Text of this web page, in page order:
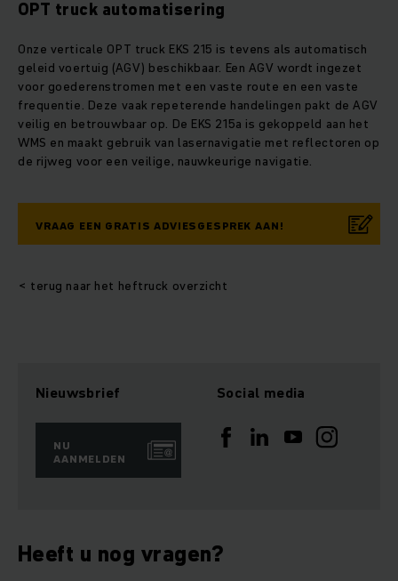
OPT truck automatisering
Onze verticale OPT truck EKS 215 is tevens als automatisch
geleid voertuig (AGV) beschikbaar. Een AGV wordt ingezet
voor goederenstromen met een vaste route en een vaste
frequentie. Deze vaak repeterende handelingen pakt de AGV
veilig en betrouwbaar op. De EKS 215a is gekoppeld aan het
WMS en maakt gebruik van lasernavigatie met reflectoren op
de rijweg voor een veilige, nauwkeurige navigatie.
VRAAG EEN GRATIS ADVIESGESPREK AAN!
< terug naar het heftruck overzicht
Nieuwsbrief
NU
AANMELDEN
Social media
Heeft u nog vragen?